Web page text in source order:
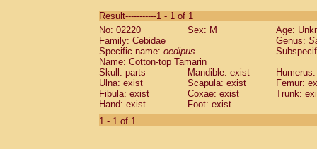
CebidaeSaguinus labiatus(0)
Cebidae Saguinus leucopus (0)
Cebidae
CebidaeSaguinus mystax
Cebidae Saguinus nigricollis (0)
Cebidae Saguinus oedipus
Cebidae Saguinus weddelli
Cebidae Saguinusspp.
Cebidae
Result-----------1 - 1 of 1
No: 02220
Sex: M
Age:
Family: Cebidae
Genus:
Specific name: oedipus
Name: Cotton-top Tamarin
Skull: parts
Mandible: exist
Ulna: exist
Scapula: exist
Femur:
Fibula: exist
Coxae: exist
Trunk:
Hand: exist
Foot: exist
1 - 1 of 1